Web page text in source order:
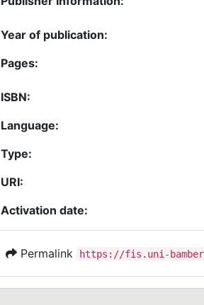
Year of publication:
Pages:
ISBN:
Language:
Type:
URI:
Activation date:
Permalink https://fis.uni-